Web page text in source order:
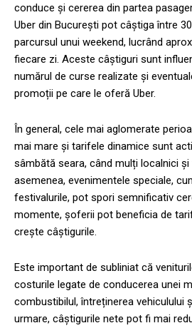
conduce și cererea din partea
Uber din București pot câștiga între
parcursul unui weekend, lucrând
fiecare zi. Aceste câștiguri sunt
numărul de curse realizate și
promoții pe care le oferă Uber.
În general, cele mai aglomerate
mai mare și tarifele dinamice sunt
sâmbătă seara, când mulți localnici
asemenea, evenimentele speciale,
festivalurile, pot spori semnificativ
momente, șoferii pot beneficia de
crește câștigurile.
Este important de subliniat că
costurile legate de conducerea unei
combustibilul, întreținerea vehiculului
urmare, câștigurile nete pot fi mai